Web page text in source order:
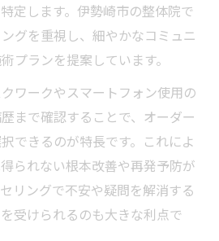
定します。伊勢崎市の整体院で
グを重視し、細やかなコミュニ
プランを提案しています。
ワークやスマートフォン使用の
まで確認することで、オーダー
できるのが特長です。これによ
られない根本改善や再発予防が
リングで不安や疑問を解消する
受けられるのも大きな利点で